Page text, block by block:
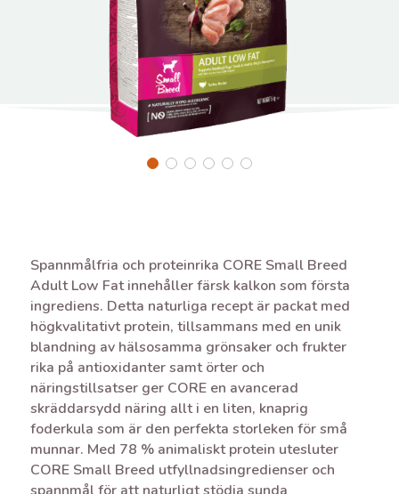
Spannmålfria och proteinrika CORE Small Breed
Adult Low Fat innehåller färsk kalkon som första
ingrediens. Detta naturliga recept är packat med
högkvalitativt protein, tillsammans med en unik
blandning av hälsosamma grönsaker och frukter
rika på antioxidanter samt örter och
näringstillsatser ger CORE en avancerad
skräddarsydd näring allt i en liten, knaprig
foderkula som är den perfekta storleken för små
munnar. Med 78 % animaliskt protein utesluter
CORE Small Breed utfyllnadsingredienser och